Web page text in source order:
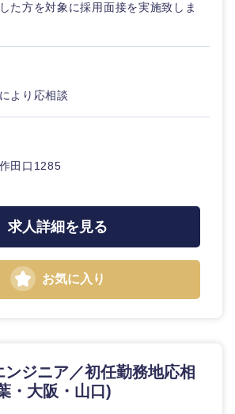
陸
た方を対象に採用面接を実施致しま
より応相談
田口1285
求人詳細を見る
お気に入り
ンジニア／初任勤務地応相
・大阪・山口)